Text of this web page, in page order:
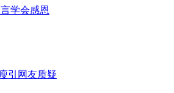
学会感恩
引网友质疑